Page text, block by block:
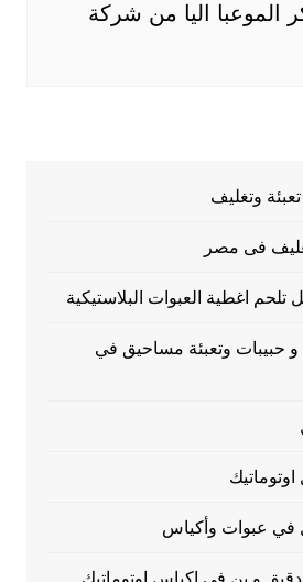
الموعبا اليا من شركة
وتغليف
فى مصر
اغطية العبوات البلاستيكية
و حبيبات وتعبئة مساحيق في
في عبوات وأكياس